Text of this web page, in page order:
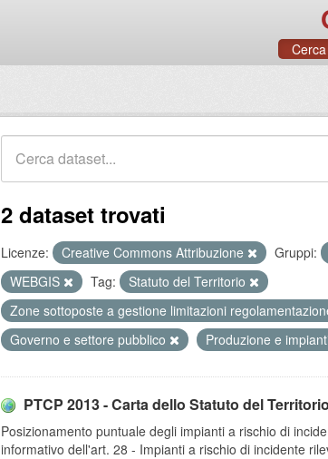
Cerca
2 dataset trovati
Licenze: Creative Commons Attribuzione Gruppi:
WEBGIS
Tag:
Statuto del Territorio
Zone sottoposte a gestione limitazioni
Governo e settore pubblico
Produzione e
PTCP 2013 - Carta dello Statuto del
Posizionamento puntuale degli impianti a rischio di
informativo dell'art. 28 - Impianti a rischio di incidente